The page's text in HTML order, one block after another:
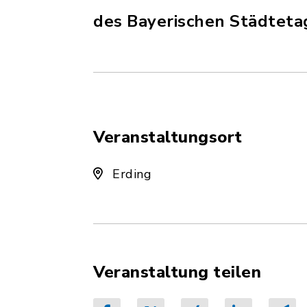
des Bayerischen
Veranstaltungsort
Erding
Veranstaltung teilen